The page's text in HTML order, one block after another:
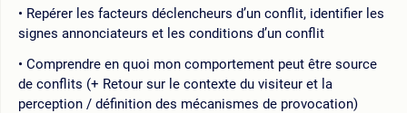
Repérer les facteurs déclencheurs d’un conflit, identifier les
signes annonciateurs et les conditions d’un conflit
Comprendre en quoi mon comportement peut être source
de conflits (+ Retour sur le contexte du visiteur et la
perception / définition des mécanismes de provocation)